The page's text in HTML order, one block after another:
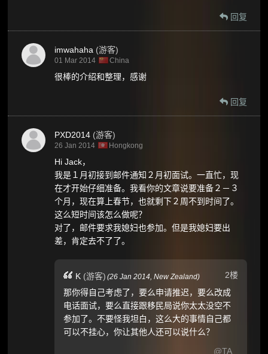
回复
imwahaha (游客)
01 Mar 2014 China
很棒的介绍和整理，感谢
回复
PXD2014 (游客)
26 Jan 2014 Hongkong
Hi Jack，
我是１月初接到邮件通知２月初面试。一直忙，现
在才开始仔细准备。我看你的文章说要准备２－３
个月，现在算上春节，也就剩下２周不到时间了。
这么短时间该怎么做呢？
对了，邮件要求我媳妇也参加。但是我媳妇要出
差，肯定去不了了。
2楼
K (游客) (26 Jan 2014,New Zealand)
那你得自己考虑了，要么申请推迟，要么改成
电话面试，要么直接跟移民局说你太太没空不
参加了。不要怪我坦白，这么大的事情自己都
可以不挂心，你让其他人还可以说什么？
@TA